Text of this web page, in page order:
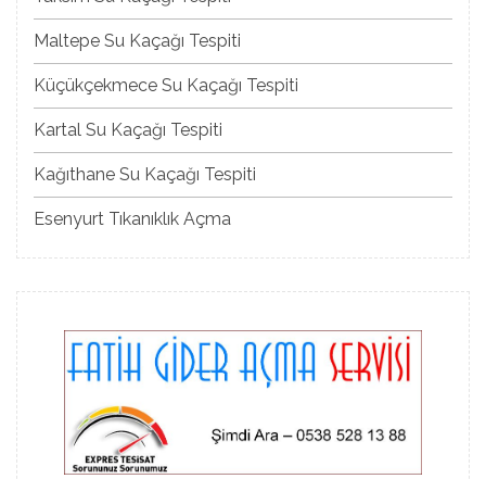
Maltepe Su Kaçağı Tespiti
Küçükçekmece Su Kaçağı Tespiti
Kartal Su Kaçağı Tespiti
Kağıthane Su Kaçağı Tespiti
Esenyurt Tıkanıklık Açma